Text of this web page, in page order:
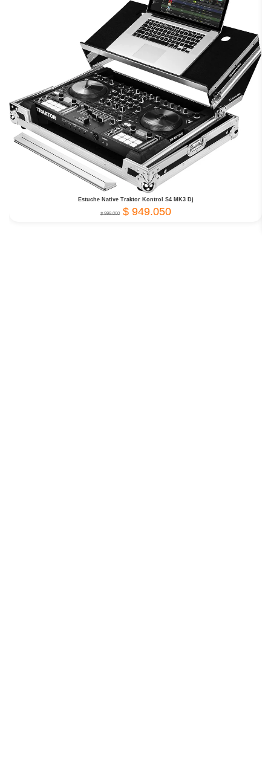
Estuche Native Traktor Kontrol S4 MK3 Dj
$999.000 $949.050